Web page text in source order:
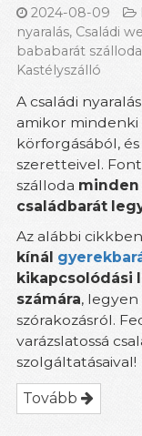
2024-08-09
nyaralás, Családi
bababarát szálloda
Kastélyszálló
A családi
amikor mindenki
körforgásából,
szeretteivel.
szálloda minden
családbarát
Az alábbi cikkben
kínál
kikapcsolódási
számára,
szórakozásról.
varázslatossá
szolgáltatásaival!
Tovább